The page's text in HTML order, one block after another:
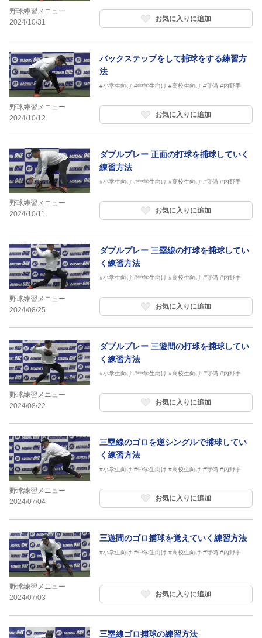
野球練習メニュー
2024/10/31
お気に入りに追加
野球練習メニュー
2024/10/12
バックステップをして捕球をする練習方
法
#小学生向け #中学生向け #高校生向け #守備 #内野手
お気に入りに追加
野球練習メニュー
2024/10/11
ダブルプレー 正面の打球を捕球していく
練習方法
#小学生向け #中学生向け #高校生向け #守備 #内野手
お気に入りに追加
野球練習メニュー
2024/08/25
ダブルプレー 三塁線の打球を捕球してい
く練習方法
#小学生向け #中学生向け #高校生向け #守備 #内野手
お気に入りに追加
野球練習メニュー
2024/08/22
ダブルプレー 三遊間の打球を捕球してい
く練習方法
#小学生向け #中学生向け #高校生向け #守備 #内野手
お気に入りに追加
野球練習メニュー
2024/07/04
三塁線のゴロを逆シングルで捕球してい
く練習方法
#小学生向け #中学生向け #高校生向け #守備 #内野手
お気に入りに追加
野球練習メニュー
2024/07/03
三遊間のゴロ捕球を覚えていく練習方法
#小学生向け #中学生向け #高校生向け #守備 #内野手
お気に入りに追加
三塁線ゴロ捕球の練習方法